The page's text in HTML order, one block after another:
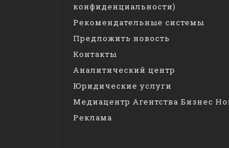
конфиденциальности)
Рекомендательные системы
Предложить новость
Контакты
Аналитический центр
Юридические услуги
Медиацентр Агентства Бизнес
Реклама